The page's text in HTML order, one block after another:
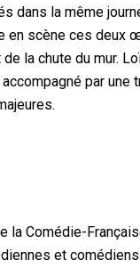
dans la même
en scène ces deux
la chute du mur.
par une
la Comédie-
et comédiens